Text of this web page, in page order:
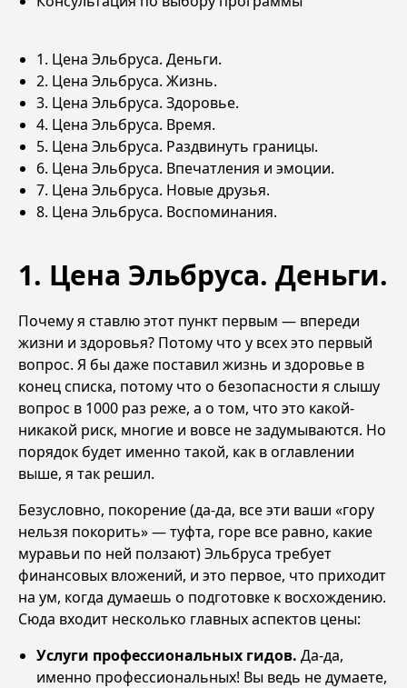
1. Цена Эльбруса. Деньги.
2. Цена Эльбруса. Жизнь.
3. Цена Эльбруса. Здоровье.
4. Цена Эльбруса. Время.
5. Цена Эльбруса. Раздвинуть границы.
6. Цена Эльбруса. Впечатления и эмоции.
7. Цена Эльбруса. Новые друзья.
8. Цена Эльбруса. Воспоминания.
1. Цена Эльбруса. Деньги.
Почему я ставлю этот пункт первым — впереди
жизни и здоровья? Потому что у всех это первый
вопрос. Я бы даже поставил жизнь и здоровье в
конец списка, потому что о безопасности я слышу
вопрос в 1000 раз реже, а о том, что это какой-
никакой риск, многие и вовсе не задумываются. Но
порядок будет именно такой, как в оглавлении
выше, я так решил.
Безусловно, покорение (да-да, все эти ваши «гору
нельзя покорить» — туфта, горе все равно, какие
муравьи по ней ползают) Эльбруса требует
финансовых вложений, и это первое, что приходит
на ум, когда думаешь о подготовке к восхождению.
Сюда входит несколько главных аспектов цены:
Услуги профессиональных гидов. Да-да,
именно профессиональных! Вы ведь не думаете,